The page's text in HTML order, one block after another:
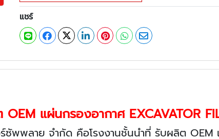
แชร์
แผ่นกรองอากาศ EXCAVATOR
ซัพพลาย จำกัด คือโรงงานชั้นนำที่ รับผลิต OEM